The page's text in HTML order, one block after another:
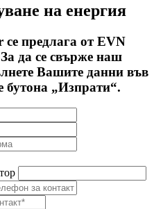
на енергия
предлага от EVN
да се свърже наш
Вашите данни във
бутона „Изпрати“.